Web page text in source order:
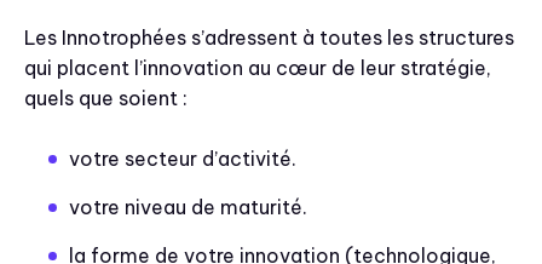
Les Innotrophées s’adressent à toutes les structures
qui placent l’innovation au cœur de leur stratégie,
quels que soient :
votre secteur d’activité.
votre niveau de maturité.
la forme de votre innovation (technologique,